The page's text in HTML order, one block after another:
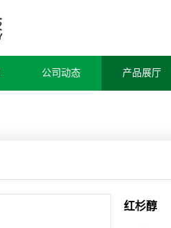
公司动态 产品展厅
红杉醇